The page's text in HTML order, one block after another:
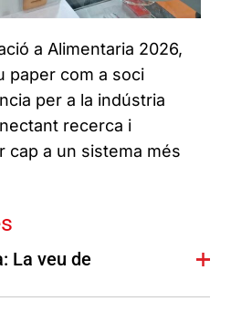
a Alimentaria 2026,
paper com a soci
per a la indústria
recerca i
cap a un sistema més
La veu de